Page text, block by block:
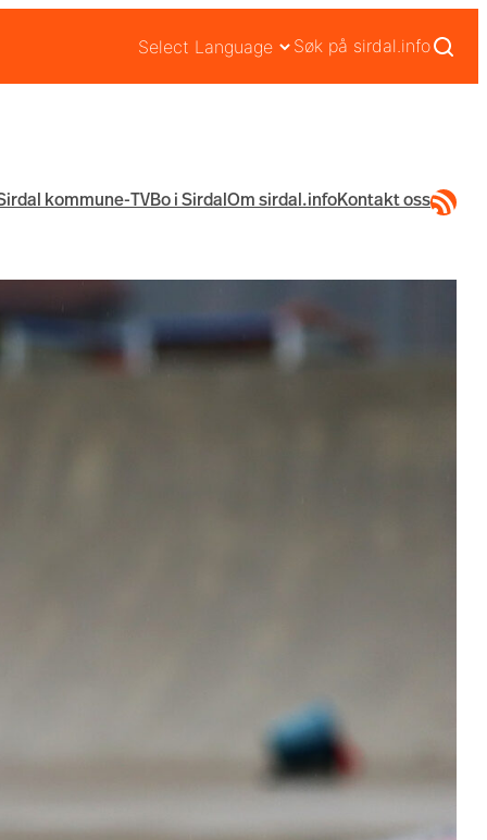
Søk på sirdal.info
kommune-TVBo i SirdalOm sirdal.infoKontakt ossRSS-